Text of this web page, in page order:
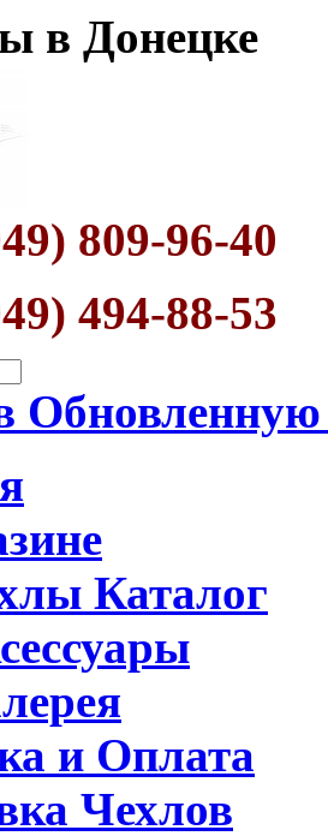
в Донецке
809-96-40
494-88-53
Каталог
и Оплата
Чехлов